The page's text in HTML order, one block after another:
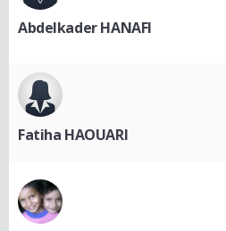
Abdelkader HANAFI
Fatiha HAOUARI